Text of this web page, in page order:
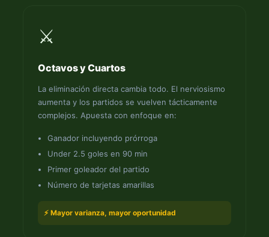
⚔️
Octavos y Cuartos
La eliminación directa cambia todo. El nerviosismo
aumenta y los partidos se vuelven tácticamente
complejos. Apuesta con enfoque en:
Ganador incluyendo prórroga
Under 2.5 goles en 90 min
Primer goleador del partido
Número de tarjetas amarillas
⚡ Mayor varianza, mayor oportunidad